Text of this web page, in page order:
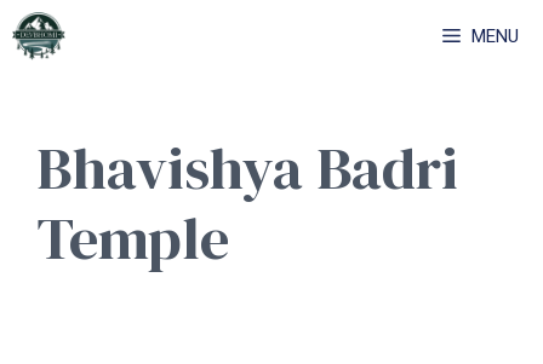
Skip
to
MENU
Bhavishya Badri
Temple